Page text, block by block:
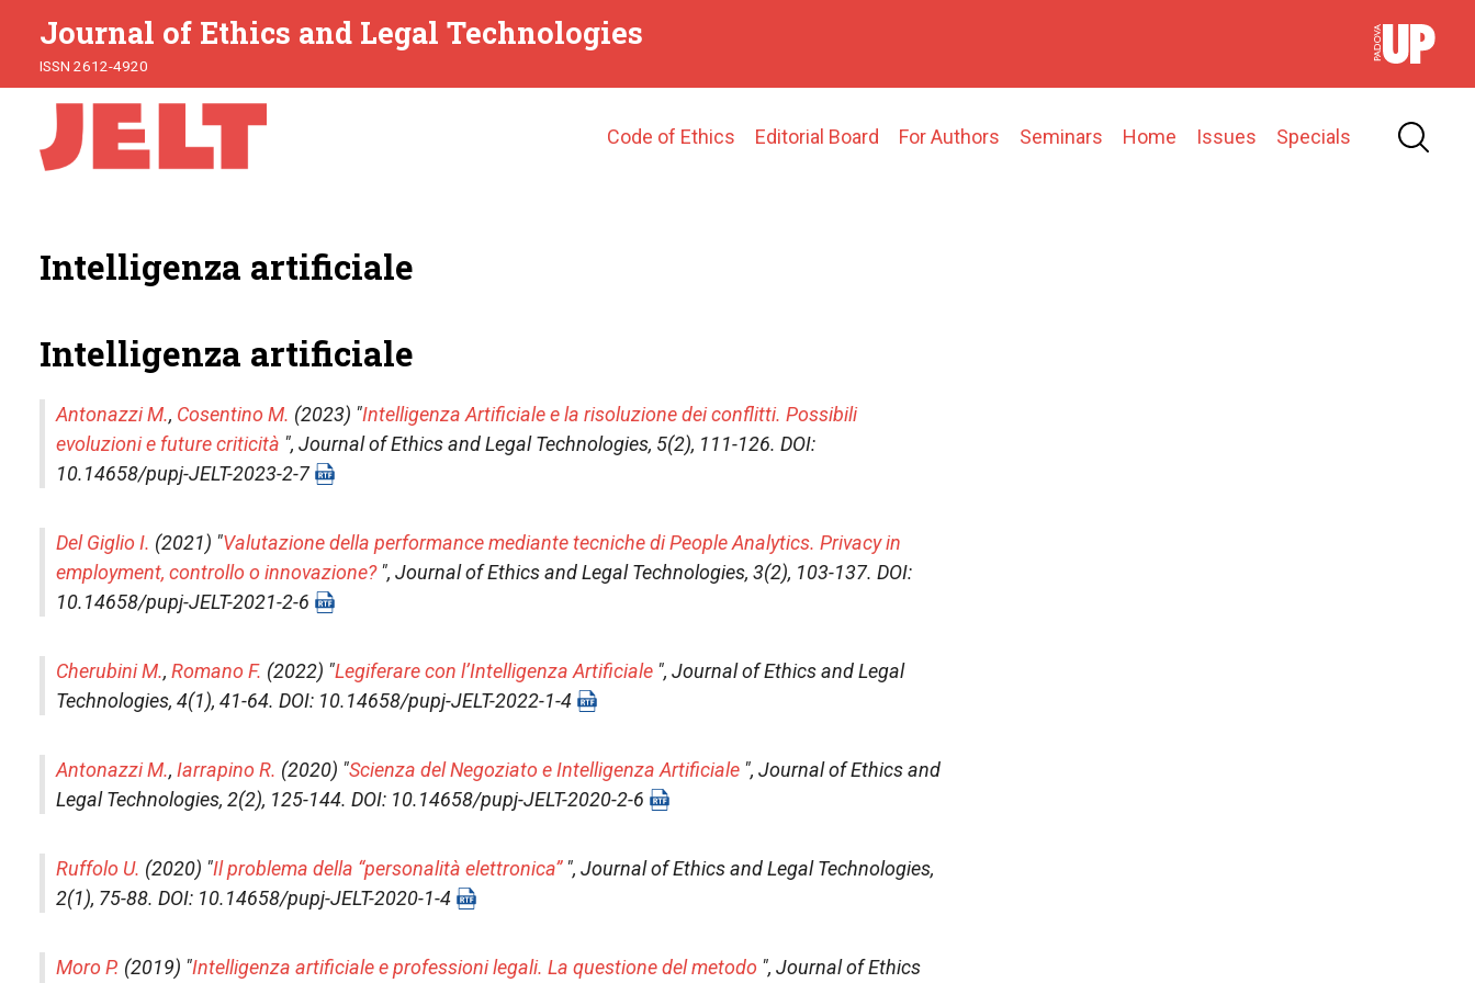
Journal of Ethics and Legal Technologies
ISSN 2612-4920
Main
Code of Ethics Editorial Board For Authors Seminars Home Issues Specials
Intelligenza artificiale
Intelligenza artificiale
Antonazzi M., Cosentino M. (2023) "Intelligenza Artificiale e la risoluzione dei conflitti. Possibili
evoluzioni e future criticità ", Journal of Ethics and Legal Technologies, 5(2), 111-126. DOI:
10.14658/pupj-JELT-2023-2-7
Del Giglio I. (2021) "Valutazione della performance mediante tecniche di People Analytics. Privacy in
employment, controllo o innovazione?", Journal of Ethics and Legal Technologies, 3(2), 103-137. DOI:
10.14658/pupj-JELT-2021-2-6
Cherubini M., Romano F. (2022) "Legiferare con l’Intelligenza Artificiale ", Journal of Ethics and Legal
Technologies, 4(1), 41-64. DOI: 10.14658/pupj-JELT-2022-1-4
Antonazzi M., Iarrapino R. (2020) "Scienza del Negoziato e Intelligenza Artificiale ", Journal of Ethics and
Legal Technologies, 2(2), 125-144. DOI: 10.14658/pupj-JELT-2020-2-6
Ruffolo U. (2020) "Il problema della “personalità elettronica”", Journal of Ethics and Legal Technologies,
2(1), 75-88. DOI: 10.14658/pupj-JELT-2020-1-4
Moro P. (2019) "Intelligenza artificiale e professioni legali. La questione del metodo ", Journal of Ethics